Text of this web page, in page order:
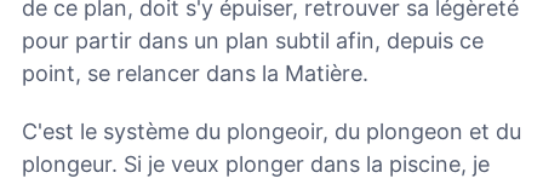
de ce plan, doit s'y épuiser, retrouver sa légèreté
pour partir dans un plan subtil afin, depuis ce
point, se relancer dans la Matière.
C'est le système du plongeoir, du plongeon et du
plongeur. Si je veux plonger dans la piscine, je